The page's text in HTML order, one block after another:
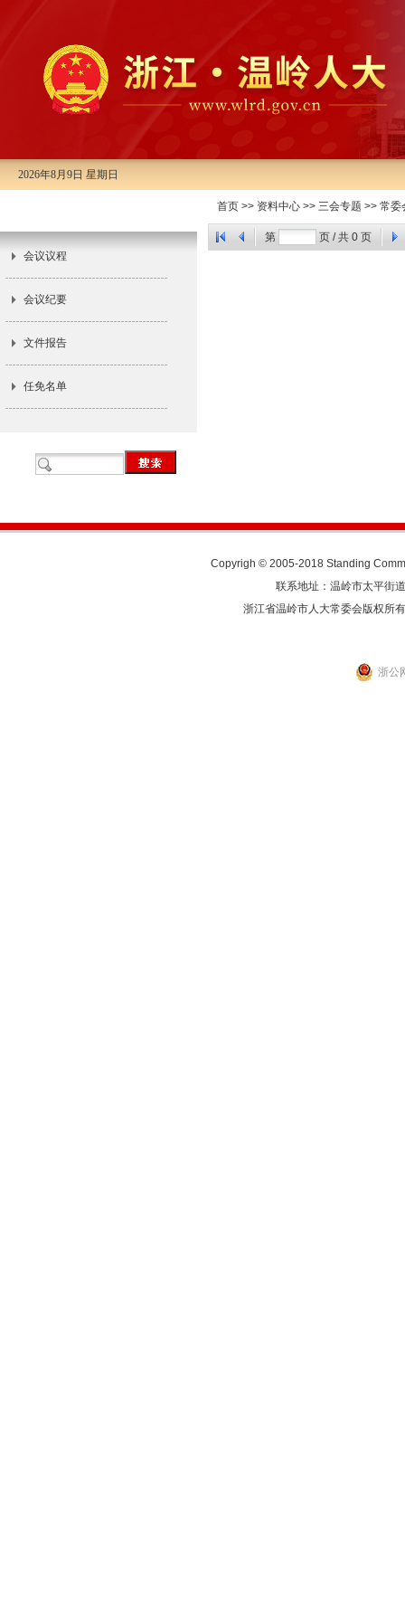
2026年8月9日 星期日
会议议程
会议纪要
文件报告
任免名单
首页 >> 资料中心 >> 三会专题 >> 常委
第 页 / 共 0 页
Copyrigh © 2005-2018 Standing
联系地址：温岭市太平
浙江省温岭市人大常委会版权所
浙公